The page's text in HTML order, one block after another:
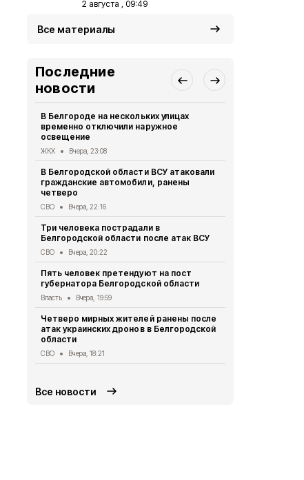
2 августа , 09:49
Все материалы
Последние
новости
В Белгороде на нескольких улицах
временно отключили наружное
освещение
ЖКХ Вчера, 23:08
В Белгородской области ВСУ атаковали
гражданские автомобили, ранены
четверо
СВО Вчера, 22:16
Три человека пострадали в
Белгородской области после атак ВСУ
СВО Вчера, 20:22
Пять человек претендуют на пост
губернатора Белгородской области
Власть Вчера, 19:59
Четверо мирных жителей ранены после
атак украинских дронов в Белгородской
области
СВО Вчера, 18:21
Все новости